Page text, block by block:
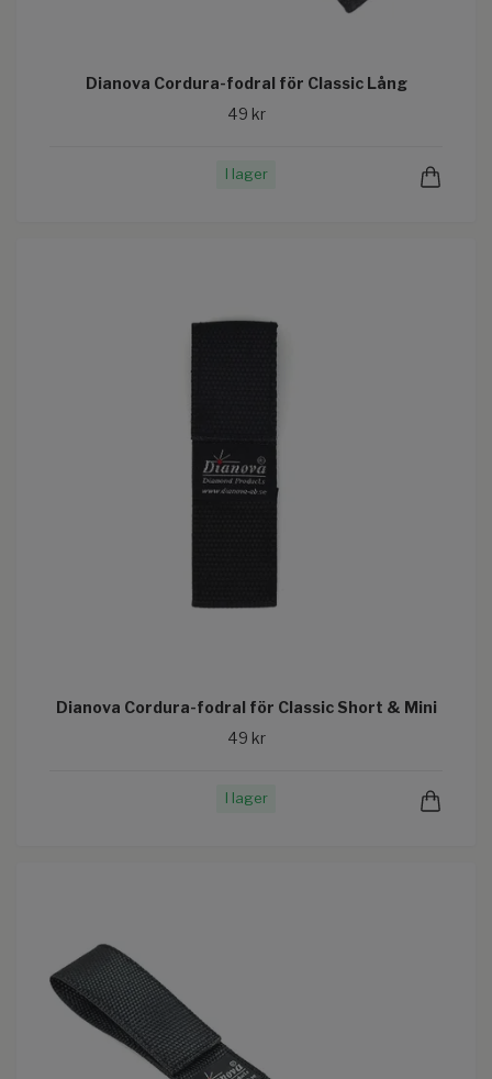
Dianova Cordura-fodral för Classic Lång
49 kr
I lager
Dianova Cordura-fodral för Classic Short & Mini
49 kr
I lager